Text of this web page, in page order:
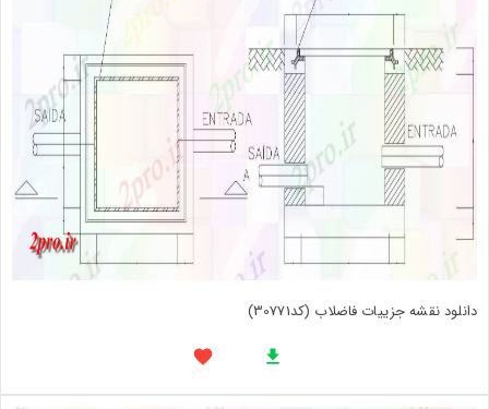
دانلود نقشه جزییات فاضلاب (کد30771)